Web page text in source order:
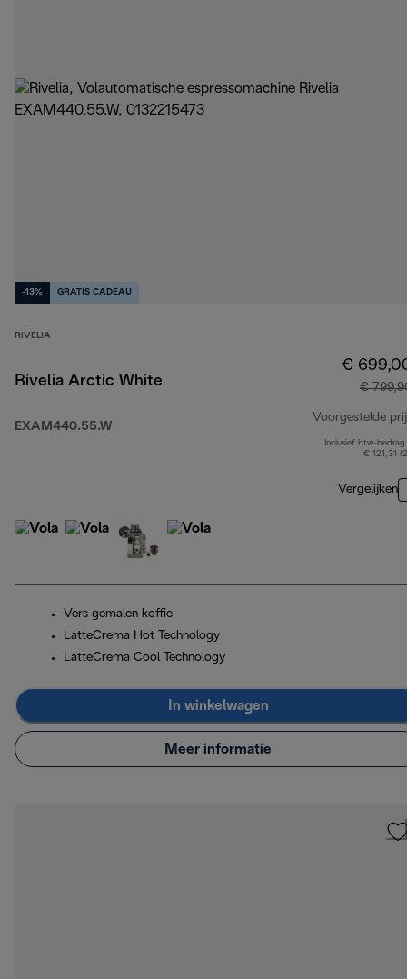
-13% GRATIS CADEAU
RIVELIA
Rivelia Arctic White
EXAM440.55.W
€
€
Voorgestelde
Inclusief btw-bedrag
€ 121,31
Vergelijken
Vers gemalen koffie
LatteCrema Hot Technology
LatteCrema Cool Technology
In winkelwagen
Meer informatie